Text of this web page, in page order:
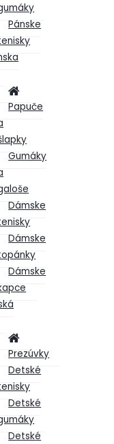
Pánske
Papuče
Gumáky
Dámske
Dámske
Dámske
Prezúvky
Detské
Detské
Detské